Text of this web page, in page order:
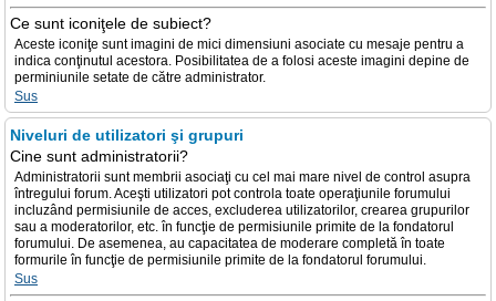
Ce sunt iconiţele de subiect?
Aceste iconiţe sunt imagini de mici dimensiuni asociate cu mesaje pentru a
indica conţinutul acestora. Posibilitatea de a folosi aceste imagini depine de
perminiunile setate de către administrator.
Sus
Niveluri de utilizatori şi grupuri
Cine sunt administratorii?
Administratorii sunt membrii asociaţi cu cel mai mare nivel de control asupra
întregului forum. Aceşti utilizatori pot controla toate operaţiunile forumului
incluzând permisiunile de acces, excluderea utilizatorilor, crearea grupurilor
sau a moderatorilor, etc. în funcţie de permisiunile primite de la fondatorul
forumului. De asemenea, au capacitatea de moderare completă în toate
formurile în funcţie de permisiunile primite de la fondatorul forumului.
Sus